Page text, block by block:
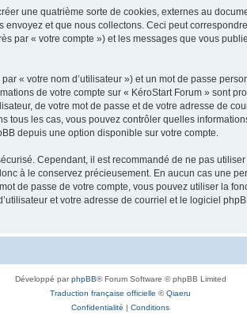
une quatrième sorte de cookies, externes au
et que nous collectons. Ceci peut
par « votre compte ») et les messages que vous
« votre nom d’utilisateur ») et un mot de passe
de votre compte sur « KéroStart Forum » sont
de votre mot de passe et de votre adresse de
tous les cas, vous pouvez contrôler quelles
depuis une option disponible sur votre compte.
Cependant, il est recommandé de ne pas
à le conservez précieusement. En aucun cas une
de passe de votre compte, vous pouvez utiliser la
et votre adresse de courriel et le logiciel
Développé parphpBB® Forum Software © phpBB Limited
Traduction française officielle ©Qiaeru
Confidentialité | Conditions